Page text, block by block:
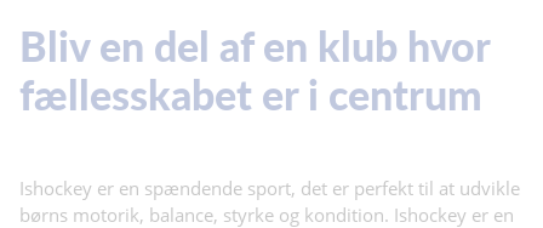
Bliv en del af en klub hvor
fællesskabet er i centrum
Ishockey er en spændende sport, det er perfekt til at udvikle
børns motorik, balance, styrke og kondition. Ishockey er en